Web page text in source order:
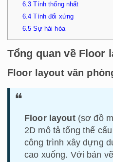
6.3 Tính thống nhất
6.4 Tính đối xứng
6.5 Sự hài hòa
Tổng quan về Floor
Floor layout văn
Floor layout(sơ đồ
2D mô tả tổng thể
công trình xây dựng
cao xuống. Với bản